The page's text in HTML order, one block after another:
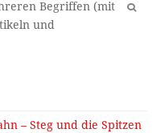
OK
– Steg und die Spitzen